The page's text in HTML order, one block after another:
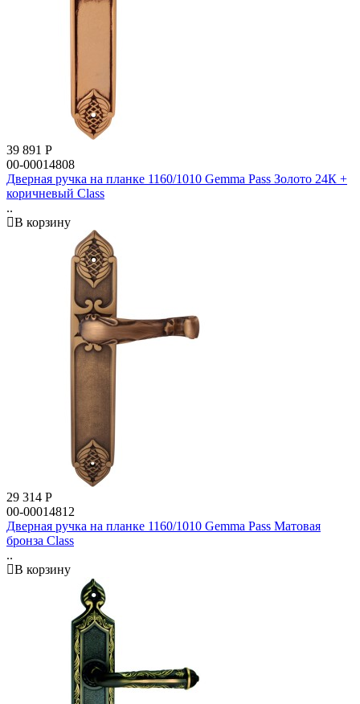
39 891 Р
00-00014808
Дверная ручка на планке 1160/1010 Gemma Pass Золото 24К +
коричневый Class
..
В корзину
29 314 Р
00-00014812
Дверная ручка на планке 1160/1010 Gemma Pass Матовая
бронза Class
..
В корзину